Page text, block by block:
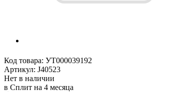
Код товара: УТ000039192
Артикул: J40523
Нет в наличии
в Сплит на 4 месяца